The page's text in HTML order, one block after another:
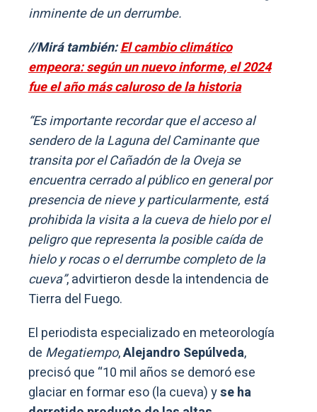
inminente de un derrumbe.
//Mirá también:El cambio climático
empeora: según un nuevo informe, el 2024
fue el año más caluroso de la historia
“Es importante recordar que el acceso al
sendero de la Laguna del Caminante que
transita por el Cañadón de la Oveja se
encuentra cerrado al público en general por
presencia de nieve y particularmente, está
prohibida la visita a la cueva de hielo por el
peligro que representa la posible caída de
hielo y rocas o el derrumbe completo de la
cueva”, advirtieron desde la intendencia de
Tierra del Fuego.
El periodista especializado en meteorología
de Megatiempo,Alejandro Sepúlveda,
precisó que “10 mil años se demoró ese
glaciar en formar eso (la cueva) yse ha